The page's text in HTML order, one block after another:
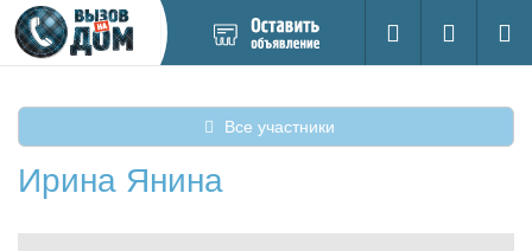
новое
Поиск
Вход на
Все участники
Ирина Янина